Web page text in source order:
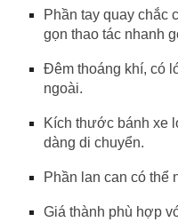
Phần tay quay chắc
gọn thao tác nhanh
Đêm thoáng khí, có
ngoài.
Kích thước bánh xe
dàng di chuyển.
Phần lan can có thể
Giá thành phù hợp